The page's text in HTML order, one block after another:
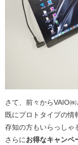
さて、前々からVAIO
既にプロトタイプの情
存知の方もいらっしゃ
さらに お得なキャンペ